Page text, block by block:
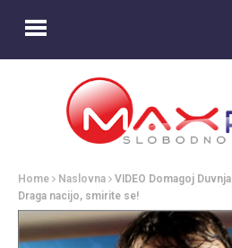
Home Naslovna
VIDEO Domagoj
Draga nacijo, smirite se!